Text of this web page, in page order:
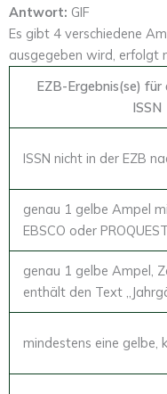
Antwort: GIF
Es gibt 4 verschiedene
ausgegeben wird, erfolgt
EZB-Ergebnis(se) für
ISSN
ISSN nicht in der EZB
genau 1 gelbe Ampel
EBSCO oder PROQUEST
genau 1 gelbe Ampel,
enthält den Text
mindestens eine gelbe,